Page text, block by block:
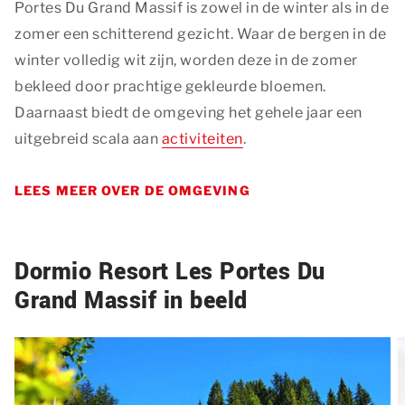
Portes Du Grand Massif is zowel in de winter als in de
zomer een schitterend gezicht. Waar de bergen in de
winter volledig wit zijn, worden deze in de zomer
bekleed door prachtige gekleurde bloemen.
Daarnaast biedt de omgeving het gehele jaar een
uitgebreid scala aan activiteiten.
LEES MEER OVER DE OMGEVING
Dormio Resort Les Portes Du
Grand Massif in beeld
Hun doel is advertenties weergeven die zijn
toegesneden op en relevant zijn voor de individuele
gebruiker. Deze advertenties worden zo waardevoller
voor uitgevers en externe adverteerders.
Marketing
Functionele en analytische cookies
maken. Het bezoekgedrag wordt anoniem in beeld
OPSLAAN ALLES ACCEPTEREN